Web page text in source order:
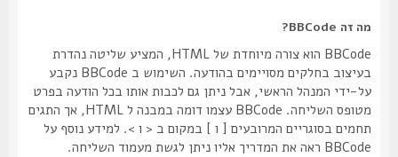
מה זה BBCode?
BBCode הוא צורה מיוחדת של HTML, המציע שליטה נהדרת
בעיצוב בחלקים מסויימים בהודעה. השימוש ב BBCode נקבע
על-ידי המנהל הראשי, אבל ניתן גם לכבות אותו בכל הודעה בפרט
מטופס השליחה. BBCode עצמו דומה במבנה ל HTML, אך התגים
תחמים בסוגריים המרובעים [ ו ] במקום ב < ו >. למידע נוסף על
BBCode ראה את המדריך אליו ניתן לגשת מעמוד השליחה.